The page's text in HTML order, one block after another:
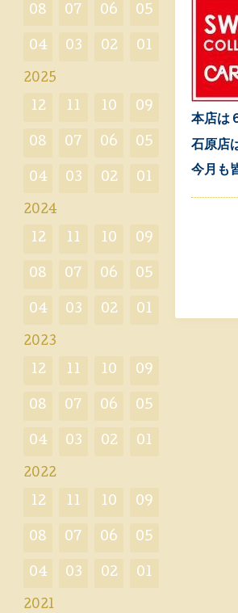
本店は
石原店
今月も
08 07 06 05
04 03 02 01
2025
12 11 10 09
08 07 06 05
04 03 02 01
2024
12 11 10 09
08 07 06 05
04 03 02 01
2023
12 11 10 09
08 07 06 05
04 03 02 01
2022
12 11 10 09
08 07 06 05
04 03 02 01
2021